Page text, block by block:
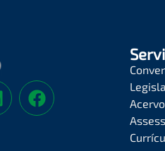
Acervo